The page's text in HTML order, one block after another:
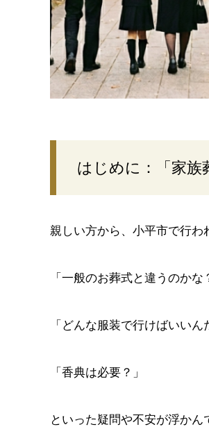
はじめに：「家
親しい方から、小平市で行わ
「一般のお葬式と違うのかな
「どんな服装で行けばいいん
「香典は必要？」
といった疑問や不安が浮かん